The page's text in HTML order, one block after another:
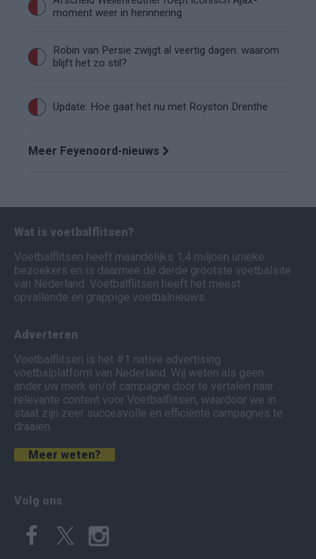
moment weer in herinnering
Robin van Persie zwijgt al veertig dagen: waarom
blijft het zo stil?
Update: Hoe gaat het nu met Royston Drenthe
Meer Feyenoord-nieuws
Wat is voetbalflitsen?
Voetbalflitsen heeft maandelijks 1,4 miljoen unieke
bezoekers en is daarmee de derde grootste voetbalsite
van Nederland. Voetbalflitsen heeft het meest
opvallende en grappige voetbalnieuws.
Adverteren
Voetbalflitsen is het #1 native advertising
voetbalplatform van Nederland. Wij weten als geen
ander uw merk en/of campagne door te vertalen naar
relevante content voor Voetbalflitsen, waardoor we in
staat zijn zeer succesvolle en efficiënte campagnes te
draaien.
Meer weten?
Volg ons